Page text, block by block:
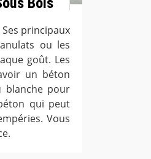
principaux
ou les
goût. Les
un béton
blanche pour
qui peut
Vous